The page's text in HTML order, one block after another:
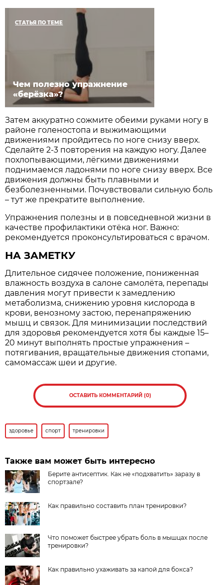
СТАТЬЯ ПО ТЕМЕ
Чем полезно упражнение
«берёзка»?
Затем аккуратно сожмите обеими руками ногу в
районе голеностопа и выжимающими
движениями пройдитесь по ноге снизу вверх.
Сделайте 2-3 повторения на каждую ногу. Далее
похлопывающими, лёгкими движениями
поднимаемся ладонями по ноге снизу вверх. Все
движения должны быть плавными и
безболезненными. Почувствовали сильную боль
– тут же прекратите выполнение.
Упражнения полезны и в повседневной жизни в
качестве профилактики отёка ног. Важно:
рекомендуется проконсультироваться с врачом.
НА ЗАМЕТКУ
Длительное сидячее положение, пониженная
влажность воздуха в салоне самолёта, перепады
давления могут привести к замедлению
метаболизма, снижению уровня кислорода в
крови, венозному застою, перенапряжению
мышц и связок. Для минимизации последствий
для здоровья рекомендуется хотя бы каждые 15–
20 минут выполнять простые упражнения –
потягивания, вращательные движения стопами,
самомассаж шеи и другие.
ОСТАВИТЬ КОММЕНТАРИЙ (0)
здоровье спорт тренировки
Также вам может быть интересно
Берите антисептик. Как не «подхватить» заразу в
спортзале?
Как правильно составить план тренировки?
Что поможет быстрее убрать боль в мышцах после
тренировки?
Как правильно ухаживать за капой для бокса?